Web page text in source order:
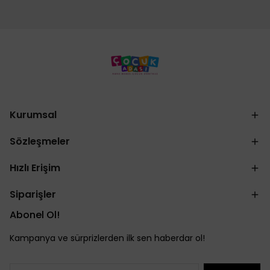
Kurumsal
Sözleşmeler
Hızlı Erişim
Siparişler
Abonel Ol!
Kampanya ve sürprizlerden ilk sen haberdar ol!